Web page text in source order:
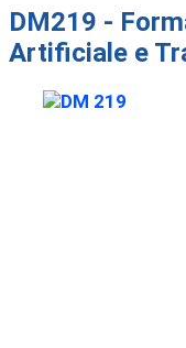
DM219 -
Artificiale e